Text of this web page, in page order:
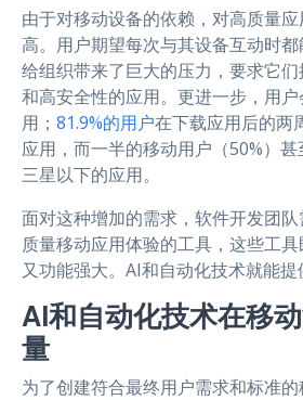
由于对移动设备的依赖，对高质量
高。用户期望每次与其设备互动时
给组织带来了巨大的压力，要求它
和高安全性的应用。更进一步，用
用； 81.9%的用户在下载应用后的两
应用，而一半的移动用户（50%）
三星以下的应用。
面对这种增加的需求，软件开发团
质量移动应用体验的工具，这些工
又功能强大。AI和自动化技术就能提
AI和自动化技术在移
量
为了创建符合最终用户需求和标准